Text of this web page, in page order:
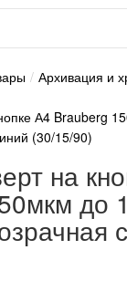
Архивация и
А4 Brauberg
(30/15/90)
на
до